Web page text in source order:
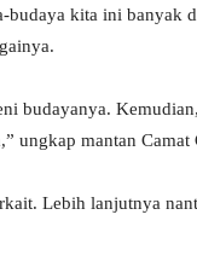
budaya kita ini banyak
budayanya.
ungkap mantan
Lebih lanjutnya